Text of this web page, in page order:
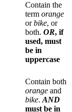
Contain the
term orange
orbike, or
both. OR, if
used, must
be in
uppercase
Contain both
orange and
bike. AND
must be in